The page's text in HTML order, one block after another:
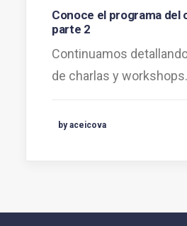
Conoce el programa del
parte 2
Continuamos
de charlas y
by aceicova